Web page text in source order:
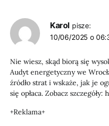
Karol pisze:
10/06/2025 o
Nie wiesz, skąd biorą się
Audyt energetyczny we
źródło strat i wskaże, jak je
się opłaca. Zobacz szczegóły:
+Reklama+